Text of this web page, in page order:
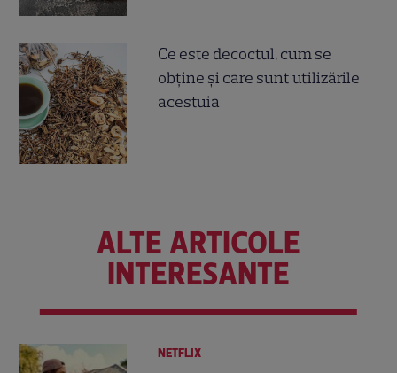
Ce este decoctul, cum se
obţine şi care sunt utilizările
acestuia
ALTE ARTICOLE
INTERESANTE
NETFLIX